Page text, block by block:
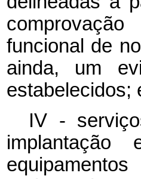
funcional de
ainda, um
estabelecidos;
IV -